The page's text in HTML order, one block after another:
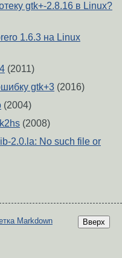
gtk+-2.8.16 в Linux?
1.6.3 на Linux
(2011)
gtk+3 (2016)
(2004)
(2008)
2.0.la: No such file or
Вверх
Markdown